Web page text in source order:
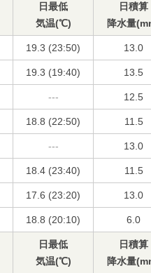
日最低
気温(℃)
日積算
降水量
19.3 (23:50) 13.0
19.3 (19:40) 13.5
--- 12.5
18.8 (22:50) 11.5
--- 13.0
18.4 (23:40) 11.5
17.6 (23:20) 13.0
18.8 (20:10) 6.0
日最低
気温(℃)
日積算
降水量